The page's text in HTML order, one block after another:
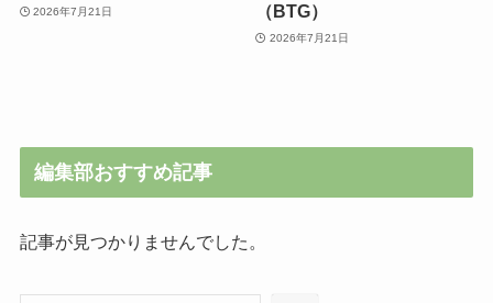
2026年7月21日
（BTG）
2026年7月21日
編集部おすすめ記事
記事が見つかりませんでした。